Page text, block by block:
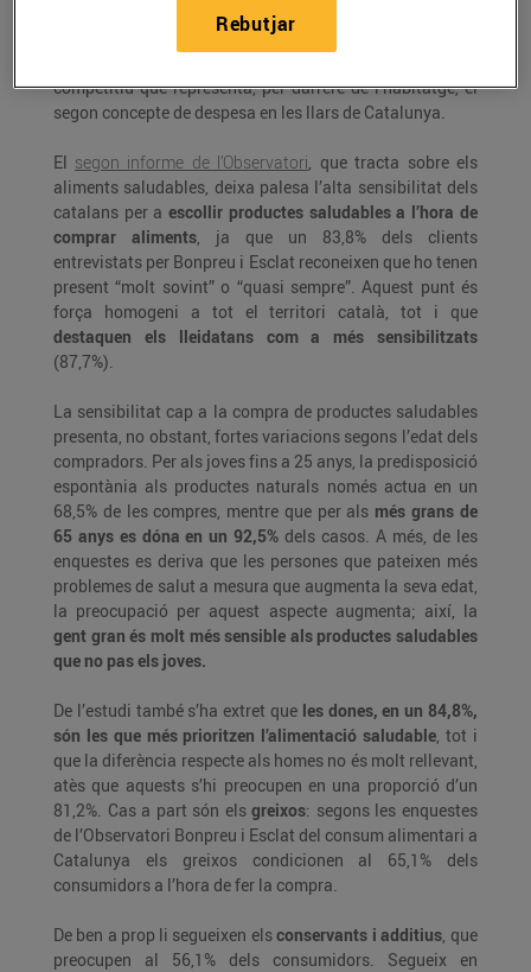
tendències del consum i els nous
. L’Observatori pretén aportar a la
competitiu que representa, per darrere de l’habitatge, el
segon concepte de despesa en les llars de Catalunya.
El segon informe de l’Observatori, que tracta sobre els
aliments saludables, deixa palesa l’alta sensibilitat dels
catalans per a escollir productes saludables a l’hora de
comprar aliments, ja que un 83,8% dels clients
entrevistats per Bonpreu i Esclat reconeixen que ho tenen
present “molt sovint” o “quasi sempre”. Aquest punt és
força homogeni a tot el territori català, tot i que
destaquen els lleidatans com a més sensibilitzats
(87,7%).
La sensibilitat cap a la compra de productes saludables
presenta, no obstant, fortes variacions segons l’edat dels
compradors. Per als joves fins a 25 anys, la predisposició
espontània als productes naturals només actua en un
68,5% de les compres, mentre que per als més grans de
65 anys es dóna en un 92,5% dels casos. A més, de les
enquestes es deriva que les persones que pateixen més
problemes de salut a mesura que augmenta la seva edat,
la preocupació per aquest aspecte augmenta; així, la
gent gran és molt més sensible als productes saludables
que no pas els joves.
De l’estudi també s’ha extret que les dones, en un 84,8%,
són les que més prioritzen l’alimentació saludable, tot i
que la diferència respecte als homes no és molt rellevant,
atès que aquests s’hi preocupen en una proporció d’un
81,2%. Cas a part són els greixos: segons les enquestes
de l’Observatori Bonpreu i Esclat del consum alimentari a
Catalunya els greixos condicionen al 65,1% dels
consumidors a l’hora de fer la compra.
De ben a prop li segueixen elsconservants i additius, que
preocupen al 56,1% dels consumidors. Segueix en
Rebutjar